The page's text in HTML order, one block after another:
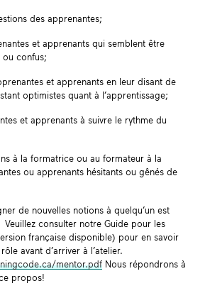
des apprenantes;
et apprenants qui semblent être
confus;
et apprenants en leur disant de
optimistes quant à l’apprentissage;
et apprenants à suivre le rythme du
à la formatrice ou au formateur à la
ou apprenants hésitants ou gênés de
de nouvelles notions à quelqu’un est
Veuillez consulter notre Guide pour les
française disponible) pour en savoir
avant d’arriver à l’atelier.
mentor.pdf Nous répondrons à
propos!